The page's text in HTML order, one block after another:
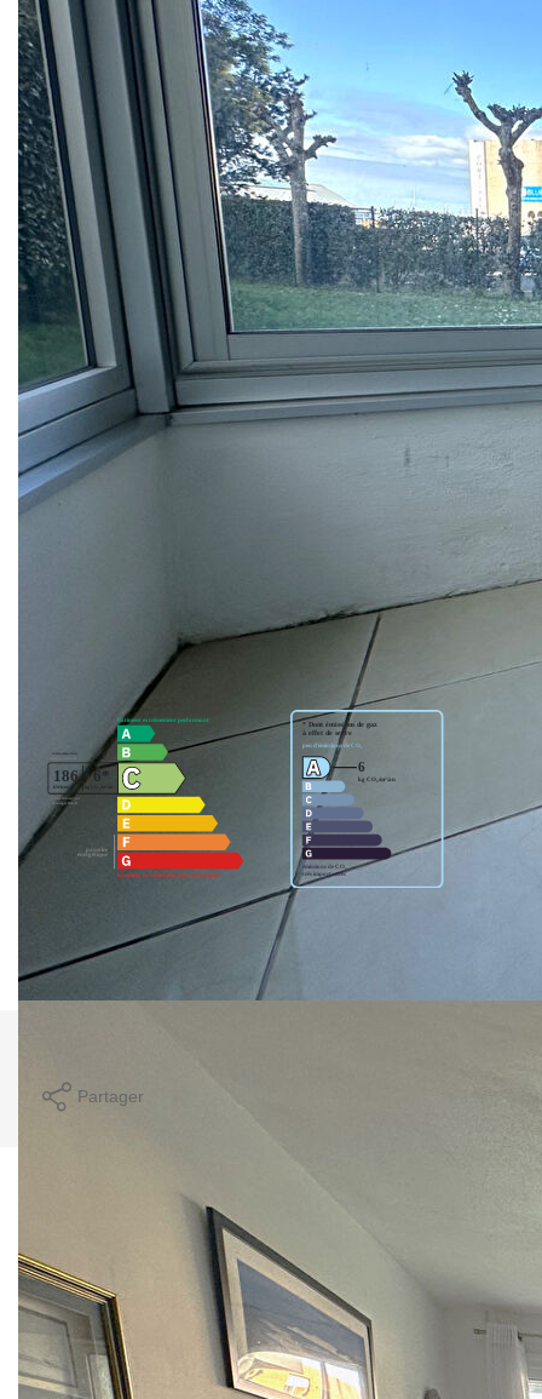
Extranet Location
Extranet Syndic
Description
Réf : 2182
Appartement de type 2 situé au RDC au calme, au centre
ville de l'Aiguillon, à proximité des commerces et des
plages.
Il est composé d'un séjour s'ouvrant sur une loggia de 5 m²,
d'une cuisine ouverte équipée et aménagée, d'une
chambre, d'une salle d'eau et d'un WC indépendant.
Possibilité d'une vente meublée. Résidence sécurisée avec
piscine. Une place de parking complète le bien.
Mandat n°2182.
** €221 500
Diagnostics énergétiques
Montant estimé des dépenses annuelles d'énergie pour un
usage standard entre 510€ et 730€. Pour la date de
référence 01/03/2024.
Partager
Ce bien est soumis à un diagnostic ERP (État
des Risques et Pollutions). Pour en savoir plus,
rendez-vous surhttps://www.georisques.gouv.fr/
Caractéristiques détaillées